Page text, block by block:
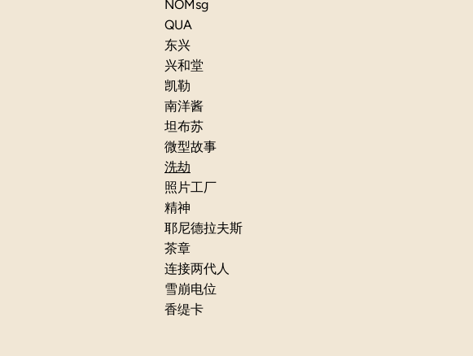
NOMsg
QUA
东兴
兴和堂
凯勒
南洋酱
坦布苏
微型故事
洗劫
照片工厂
精神
耶尼德拉夫斯
茶章
连接两代人
雪崩电位
香缇卡